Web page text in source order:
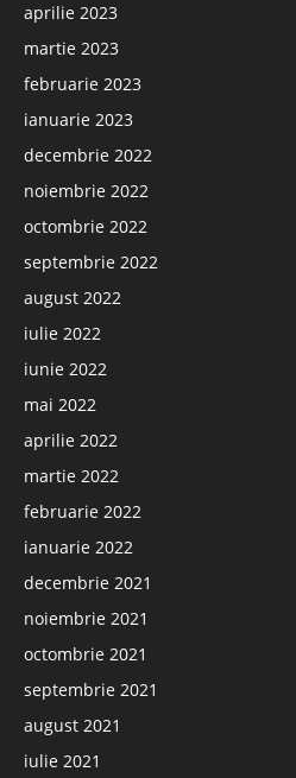
aprilie 2023
martie 2023
februarie 2023
ianuarie 2023
decembrie 2022
noiembrie 2022
octombrie 2022
septembrie 2022
august 2022
iulie 2022
iunie 2022
mai 2022
aprilie 2022
martie 2022
februarie 2022
ianuarie 2022
decembrie 2021
noiembrie 2021
octombrie 2021
septembrie 2021
august 2021
iulie 2021